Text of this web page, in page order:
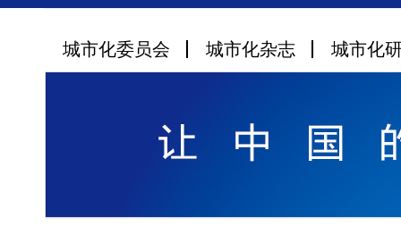
城市化委员会 城市化杂志 城市化